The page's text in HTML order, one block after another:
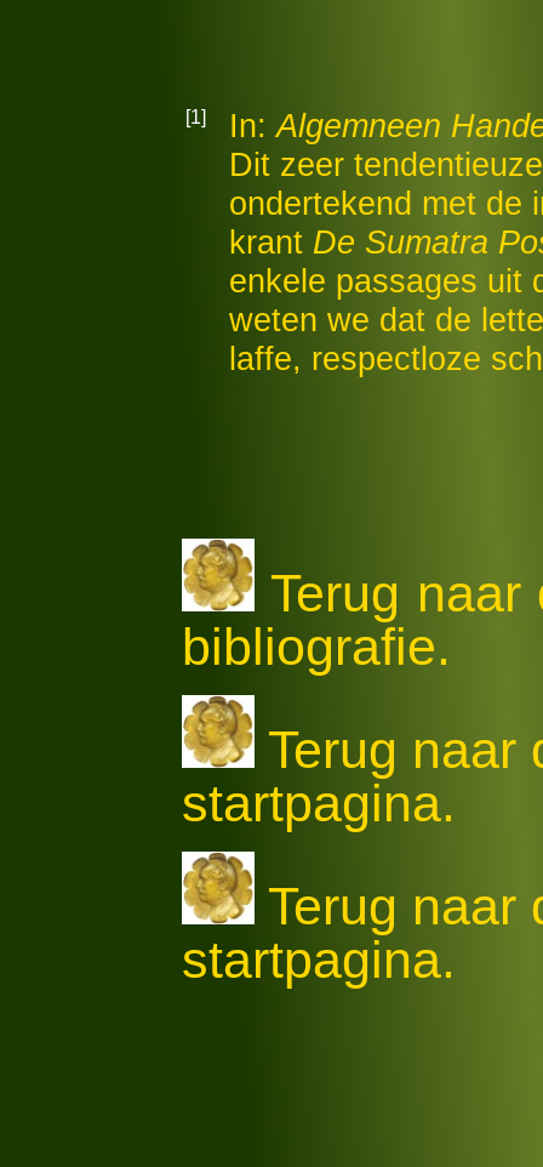
[1] In:Algemneen
Dit zeer
ondertekend met de
krant De Sumatra
enkele passages uit
weten we dat de
laffe, respectloze
Terug
bibliografie.
Terug naar
startpagina.
Terug naar
startpagina.